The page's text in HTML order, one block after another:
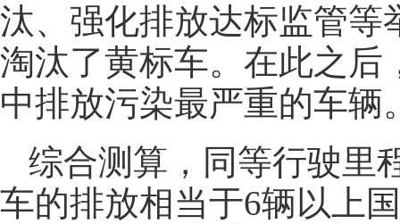
汰、强化排放达标监管等
淘汰了黄标车。在此之后
中排放污染最严重的车辆
综合测算，同等行驶里
车的排放相当于6辆以上